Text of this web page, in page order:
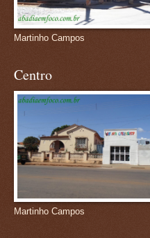
Martinho Campos
Centro
Martinho Campos